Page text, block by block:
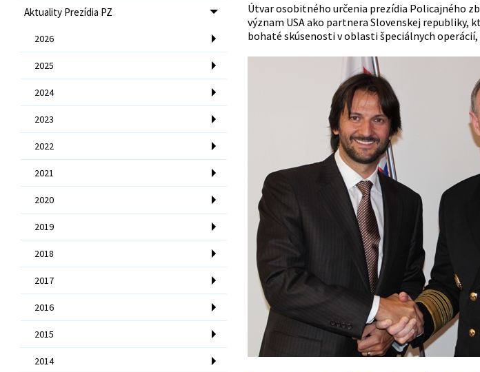
Aktuality Prezídia PZ
2026
2025
2024
2023
2022
2021
2020
2019
2018
2017
2016
2015
2014
Útvar osobitného určenia prezídia Policajného
význam USA ako partnera Slovenskej republiky,
bohaté skúsenosti v oblasti špeciálnych